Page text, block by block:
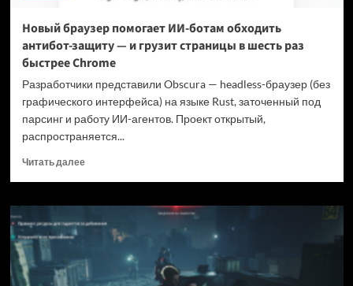
раз
Новый браузер помогает ИИ-ботам обходить
антибот-защиту — и грузит страницы в шесть раз
быстрее Chrome
Разработчики представили Obscura — headless-браузер (без
графического интерфейса) на языке Rust, заточенный под
парсинг и работу ИИ-агентов. Проект открытый,
распространяется...
Читать далееПрочитать
Новый
браузер
помогает
ботам
обходить